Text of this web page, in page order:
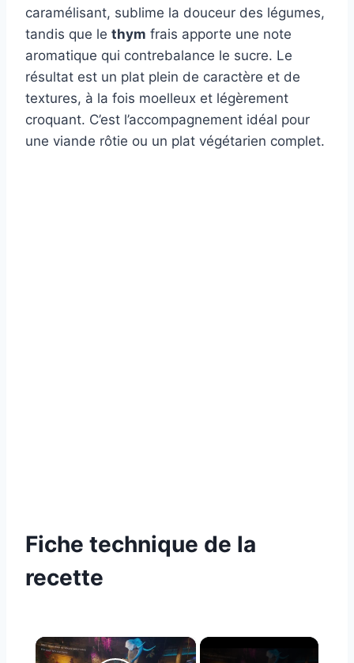
caramélisant, sublime la douceur des légumes,
tandis que le thym frais apporte une note
aromatique qui contrebalance le sucre. Le
résultat est un plat plein de caractère et de
textures, à la fois moelleux et légèrement
croquant. C’est l’accompagnement idéal pour
une viande rôtie ou un plat végétarien complet.
Fiche technique de la
recette
×